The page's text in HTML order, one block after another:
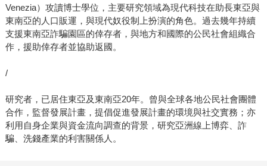
Venezia）攻讀博士學位，主要研究領域為現代科技在助長東亞與
東南亞的人口販運，與現代奴役制上扮演的角色。過去幾年持續
支援東南亞詐騙園區的倖存者，與地方和國際的公民社會組織合
作，援助倖存者並協助返國。
/
研究者，已居住東亞及東南亞20年。曾與全球各地公民社會團體
合作，監督發展計畫，提倡促進發展計畫的環境與社交實務；亦
利用自身企業與資金流向調查的背景，研究亞洲線上博弈、詐
騙、洗錢產業的利害關係人。